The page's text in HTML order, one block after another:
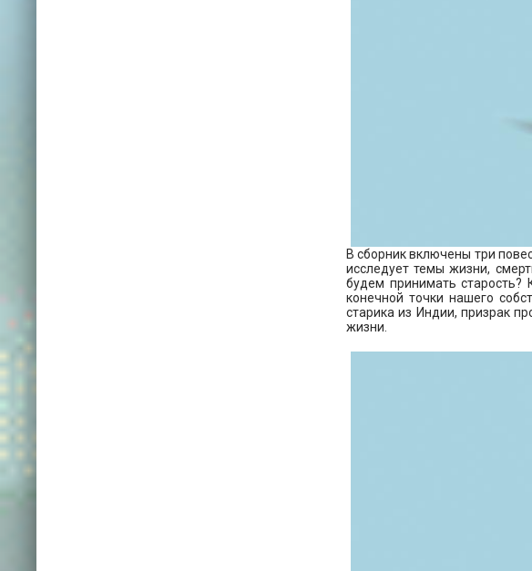
В сборник включены три
исследует темы жизни,
будем принимать
конечной точки нашего
старика из Индии, призрак
жизни.